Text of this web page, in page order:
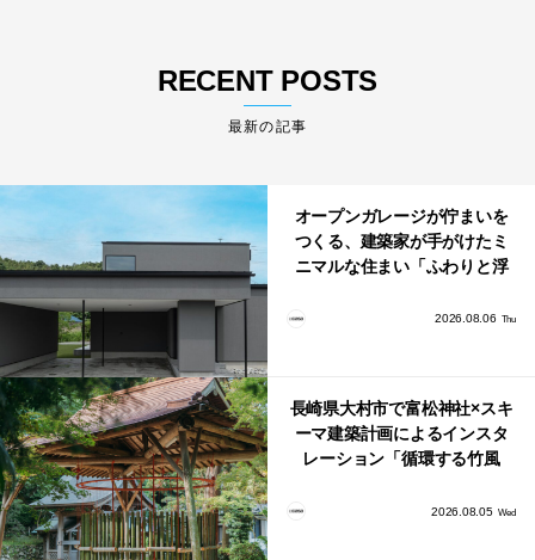
RECENT POSTS
最新の記事
オープンガレージが佇まいを
つくる、建築家が手がけたミ
ニマルな住まい「ふわりと浮
2026.08.06 Thu
長崎県大村市で富松神社×スキ
ーマ建築計画によるインスタ
レーション「循環する竹風
2026.08.05 Wed